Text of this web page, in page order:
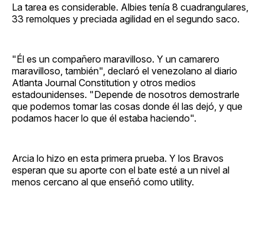
La tarea es considerable. Albies tenía 8 cuadrangulares,
33 remolques y preciada agilidad en el segundo saco.
"Él es un compañero maravilloso. Y un camarero
maravilloso, también", declaró el venezolano al diario
Atlanta Journal Constitution y otros medios
estadounidenses. "Depende de nosotros demostrarle
que podemos tomar las cosas donde él las dejó, y que
podamos hacer lo que él estaba haciendo".
Arcia lo hizo en esta primera prueba. Y los Bravos
esperan que su aporte con el bate esté a un nivel al
menos cercano al que enseñó como utility.